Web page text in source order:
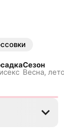
Сезон
Весна,
37